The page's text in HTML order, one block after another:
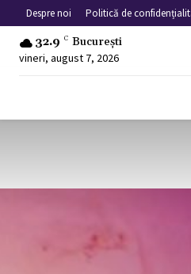
Despre noi Politică de
32.9 C București
vineri, august 7, 2026